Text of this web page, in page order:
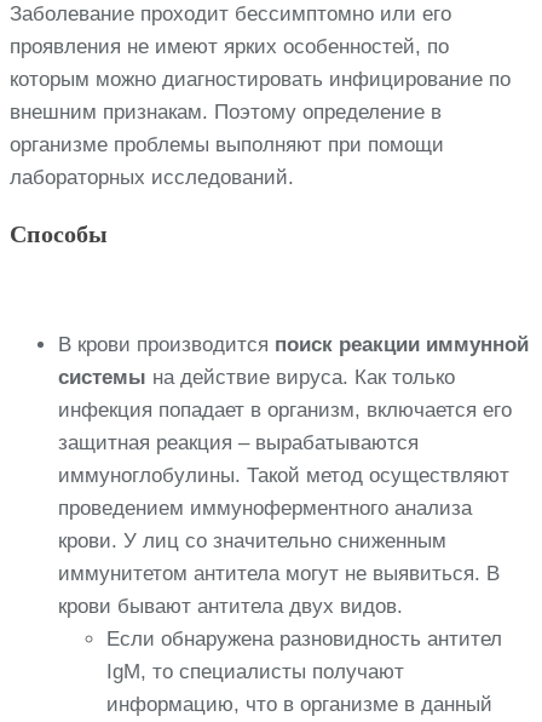
Заболевание проходит бессимптомно или его
проявления не имеют ярких особенностей, по
которым можно диагностировать инфицирование по
внешним признакам. Поэтому определение в
организме проблемы выполняют при помощи
лабораторных исследований.
Способы
В крови производится поиск реакции иммунной
системы на действие вируса. Как только
инфекция попадает в организм, включается его
защитная реакция – вырабатываются
иммуноглобулины. Такой метод осуществляют
проведением иммуноферментного анализа
крови. У лиц со значительно сниженным
иммунитетом антитела могут не выявиться. В
крови бывают антитела двух видов.
Если обнаружена разновидность антител
IgM, то специалисты получают
информацию, что в организме в данный